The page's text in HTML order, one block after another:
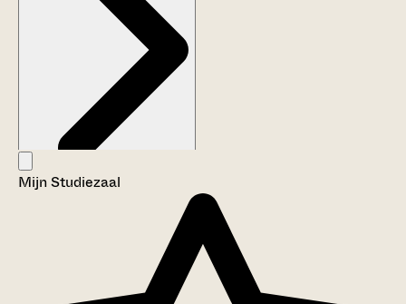
Aanwijzingen voor de gebruiker
Mijn Studiezaal